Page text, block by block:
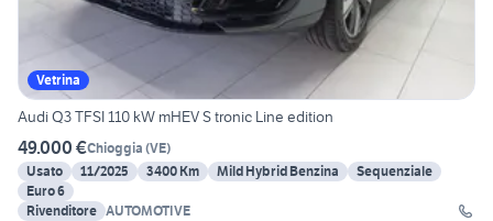
Vetrina
Audi Q3 TFSI 110 kW mHEV S tronic Line edition
49.000 €Chioggia (VE)
Usato
11/2025 3400 Km Mild Hybrid Benzina
Sequenziale
Euro 6
Rivenditore AUTOMOTIVE